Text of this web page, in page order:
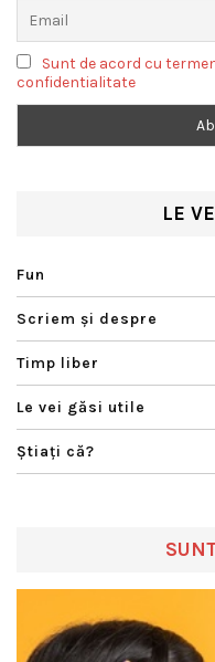
Sunt de acord cu
confidentialitate
LE
Fun
Scriem şi despre
Timp liber
Le vei găsi utile
Ştiaţi că?